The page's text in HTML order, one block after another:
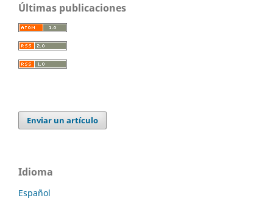
Últimas publicaciones
Enviar un artículo
Idioma
Español